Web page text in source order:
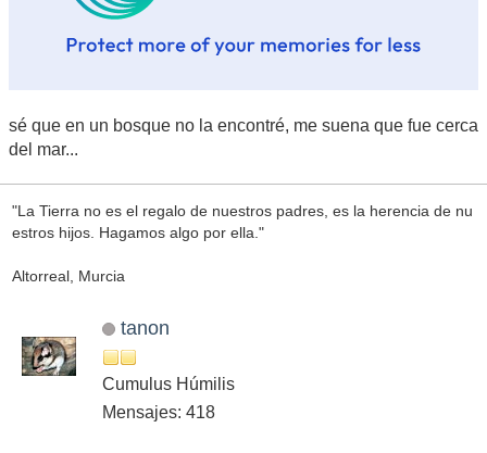
sé que en un bosque no la encontré, me suena que fue cerca
del mar...
"La Tierra no es el regalo de nuestros padres, es la herencia de nu
estros hijos. Hagamos algo por ella."
Altorreal, Murcia
tanon
Cumulus Húmilis
Mensajes: 418